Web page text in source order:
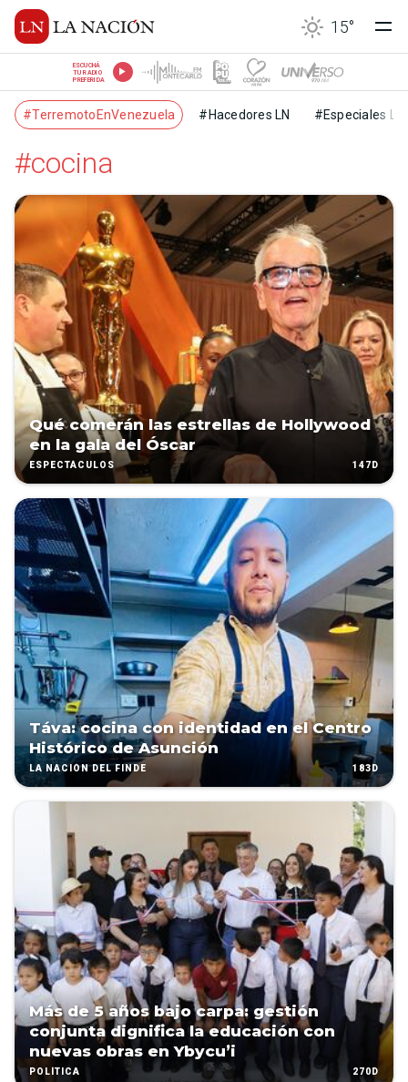
15°
ESCUCHÁ
TU RADIO
PREFERIDA
#TerremotoEnVenezuela #Hacedores LN #Especiales LN
#cocina
Qué comerán las estrellas de Hollywood
en la gala del Óscar
ESPECTÁCULOS 147D
Táva: cocina con identidad en el Centro
Histórico de Asunción
LA NACIÓN DEL FINDE 183D
Más de 5 años bajo carpa: gestión
conjunta dignifica la educación con
nuevas obras en Ybycu’i
POLÍTICA 270D